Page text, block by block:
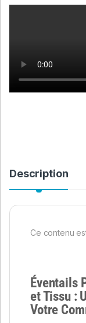
Description
Ce contenu
Éventails
et Tissu :
Votre